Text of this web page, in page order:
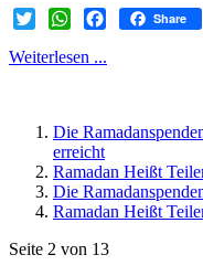
Share
Weiterlesen ...
Die
erreicht
Ramadan Heißt
Die
Ramadan Heißt
Seite 2 von 13